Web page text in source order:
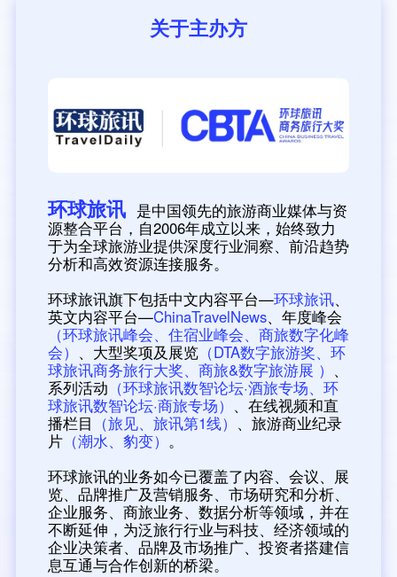
关于主办方
环球旅讯 是中国领先的旅游商业媒体与资
源整合平台，自2006年成立以来，始终致力
于为全球旅游业提供深度行业洞察、前沿趋势
分析和高效资源连接服务。
环球旅讯旗下包括中文内容平台—环球旅讯、
英文内容平台—ChinaTravelNews、年度峰会
（环球旅讯峰会、住宿业峰会、商旅数字化峰
会） 、大型奖项及展览（DTA数字旅游奖、环
球旅讯商务旅行大奖、商旅&数字旅游展 ） 、
系列活动 （环球旅讯数智论坛·酒旅专场、环
球旅讯数智论坛·商旅专场） 、在线视频和直
播栏目 （旅见、旅讯第1线） 、旅游商业纪录
片（潮水、豹变） 。
环球旅讯的业务如今已覆盖了内容、会议、展
览、品牌推广及营销服务、市场研究和分析、
企业服务、商旅业务、数据分析等领域，并在
不断延伸，为泛旅行行业与科技、经济领域的
企业决策者、品牌及市场推广、投资者搭建信
息互通与合作创新的桥梁。